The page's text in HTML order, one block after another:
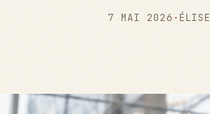
7 MAI 2026 ·